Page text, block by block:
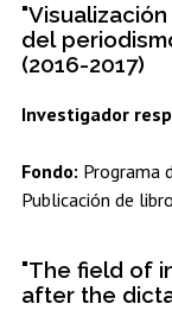
del
(2016-2017)
Investigador
Fondo: Programa
Publicación de
"The field of
after the